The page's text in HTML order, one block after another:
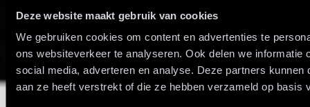
Deze website maakt gebruik van cookies
We gebruiken cookies om content en advertenties te
ons websiteverkeer te analyseren. Ook delen we
social media, adverteren en analyse. Deze partners
aan ze heeft verstrekt of die ze hebben verzameld op basis